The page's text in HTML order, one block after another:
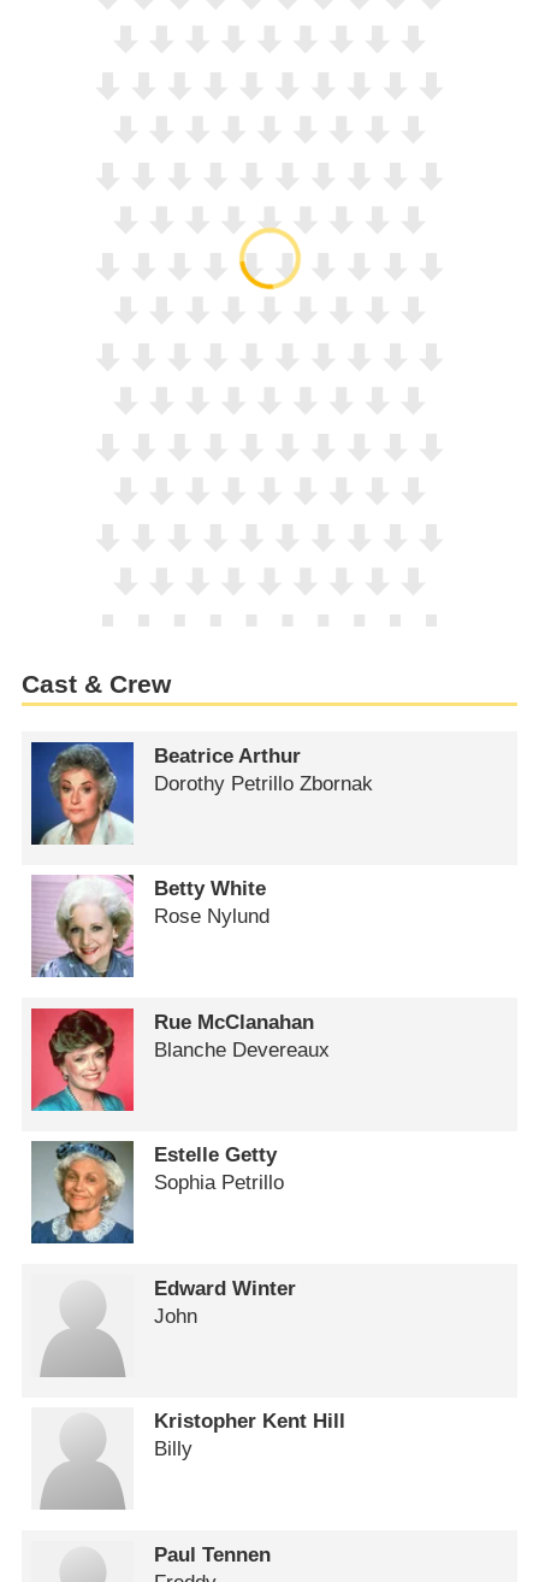
Cast & Crew
Beatrice Arthur
Dorothy Petrillo Zbornak
Betty White
Rose Nylund
Rue McClanahan
Blanche Devereaux
Estelle Getty
Sophia Petrillo
Edward Winter
John
Kristopher Kent Hill
Billy
Paul Tennen